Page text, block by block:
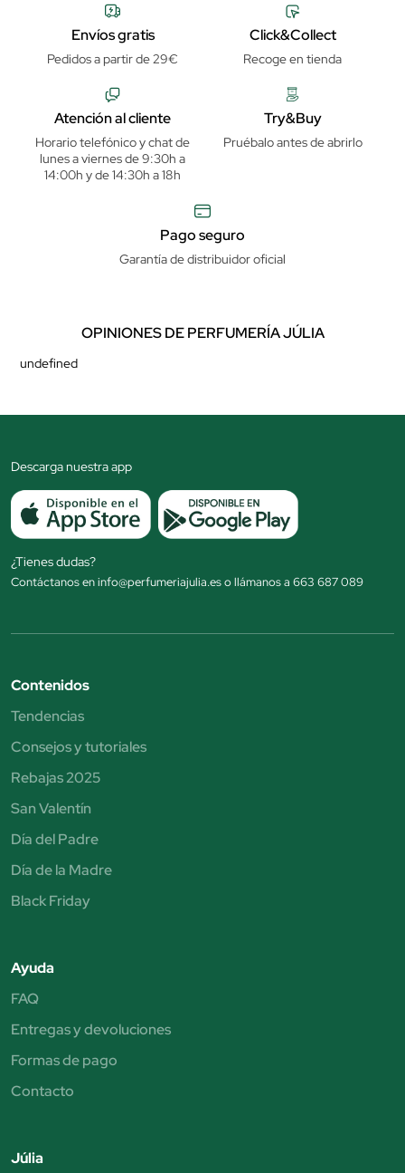
Envíos gratis
Pedidos a partir de 29€
Click&Collect
Recoge en tienda
Atención al cliente
Horario telefónico y chat de
lunes a viernes de 9:30h a
14:00h y de 14:30h a 18h
Try&Buy
Pruébalo antes de abrirlo
Pago seguro
Garantía de distribuidor oficial
OPINIONES DE PERFUMERÍA JÚLIA
undefined
Descarga nuestra app
¿Tienes dudas?
Contáctanos en info@perfumeriajulia.es o llámanos a 663 687 089
Contenidos
Tendencias
Consejos y tutoriales
Rebajas 2025
San Valentín
Día del Padre
Día de la Madre
Black Friday
Ayuda
FAQ
Entregas y devoluciones
Formas de pago
Contacto
Júlia